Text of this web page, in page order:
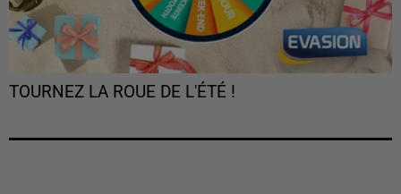
TOURNEZ LA ROUE DE L'ÉTÉ !